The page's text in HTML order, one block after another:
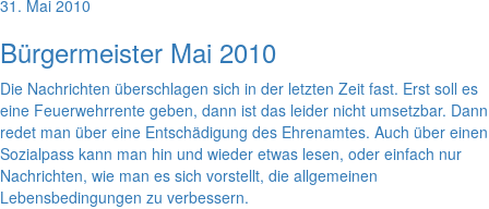
31. Mai 2010
Bürgermeister Mai 2010
Die Nachrichten überschlagen sich in der letzten Zeit fast. Erst soll es
eine Feuerwehrrente geben, dann ist das leider nicht umsetzbar. Dann
redet man über eine Entschädigung des Ehrenamtes. Auch über einen
Sozialpass kann man hin und wieder etwas lesen, oder einfach nur
Nachrichten, wie man es sich vorstellt, die allgemeinen
Lebensbedingungen zu verbessern.